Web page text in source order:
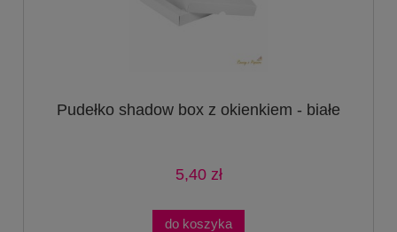
Pudełko shadow box z okienkiem - białe
5,40 zł
do koszyka